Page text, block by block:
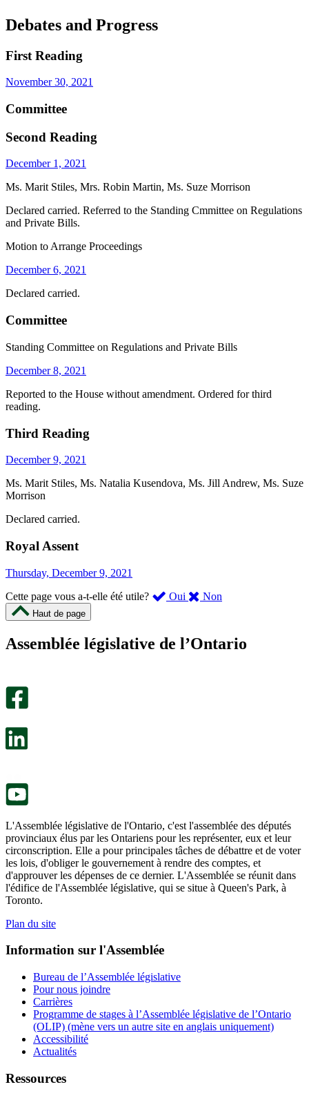
Debates and Progress
First Reading
November 30, 2021
Committee
Second Reading
December 1, 2021
Ms. Marit Stiles, Mrs. Robin Martin, Ms. Suze Morrison
Declared carried. Referred to the Standing Cmmittee on Regulations
and Private Bills.
Motion to Arrange Proceedings
December 6, 2021
Declared carried.
Committee
Standing Committee on Regulations and Private Bills
December 8, 2021
Reported to the House without amendment. Ordered for third
reading.
Third Reading
December 9, 2021
Ms. Marit Stiles, Ms. Natalia Kusendova, Ms. Jill Andrew, Ms. Suze
Morrison
Declared carried.
Royal Assent
Thursday, December 9, 2021
Cette page vous a-t-elle été utile?
Oui ,
été
Non
m’a
Haut de page
Assemblée législative de l’Ontario
L'Assemblée législative de l'Ontario, c'est l'assemblée des députés
provinciaux élus par les Ontariens pour les représenter, eux et leur
circonscription. Elle a pour principales tâches de débattre et de voter
les lois, d'obliger le gouvernement à rendre des comptes, et
d'approuver les dépenses de ce dernier. L'Assemblée se réunit dans
l'édifice de l'Assemblée législative, qui se situe à Queen's Park, à
Toronto.
Plan du site
Information sur l'Assemblée
Bureau de l’Assemblée législative
Pour nous joindre
Carrières
Programme de stages à l’Assemblée législative de l’Ontario
(OLIP) (mène vers un autre site en anglais uniquement)
Accessibilité
Actualités
Ressources